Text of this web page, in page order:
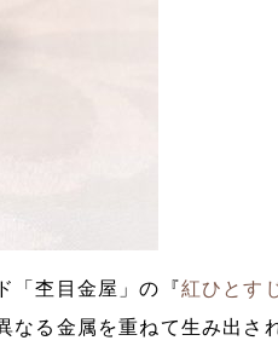
「杢目金屋」の『紅ひとす
なる金属を重ねて生み出さ